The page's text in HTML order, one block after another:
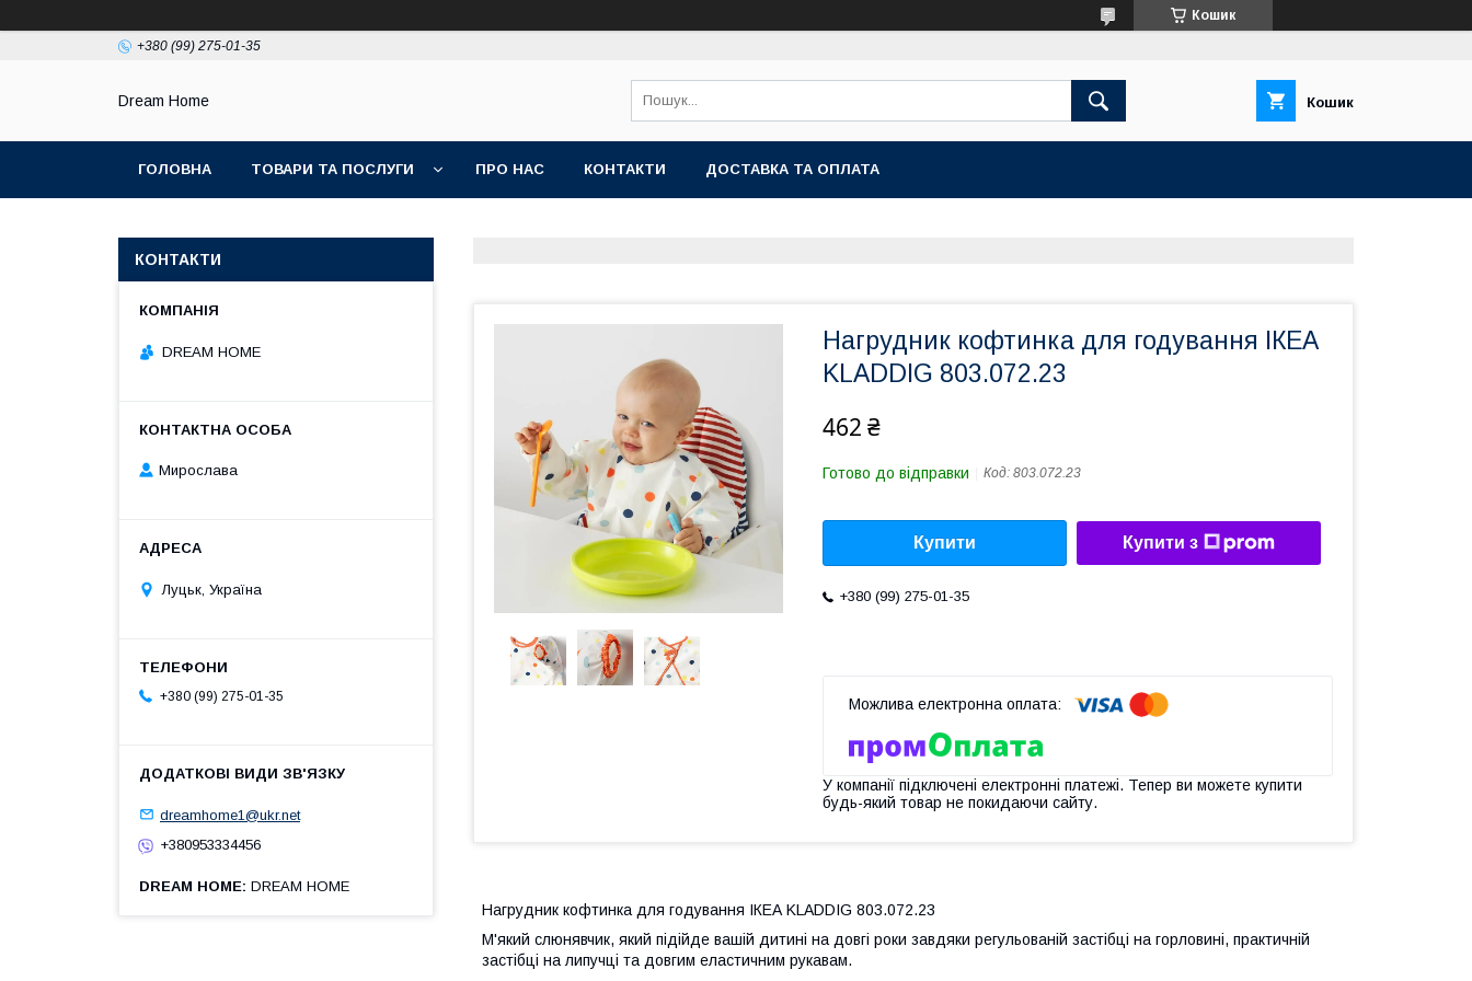
Кошик
+380 (99) 275-01-35
Dream Home Кошик
ГОЛОВНА ТОВАРИ ТА ПОСЛУГИ ПРО НАС КОНТАКТИ ДОСТАВКА ТА ОПЛАТА
Нагрудник кофтинка для годування ІКЕА
KLADDIG 803.072.23
462 ₴
Готово до відправки Код: 803.072.23
Купити Купити з
+380 (99) 275-01-35
У компанії підключені електронні платежі. Тепер ви можете купити
будь-який товар не покидаючи сайту.
Нагрудник кофтинка для годування ІКЕА KLADDIG 803.072.23
М'який слюнявчик, який підійде вашій дитині на довгі роки завдяки регульованій застібці на горловині, практичній
застібці на липучці та довгим еластичним рукавам.
КОНТАКТИ
DREAM HOME
Мирослава
Луцьк, Україна
+380 (99) 275-01-35
dreamhome1@ukr.net
+380953334456
DREAM HOME DREAM HOME